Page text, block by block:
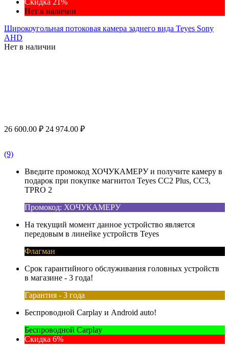
Нет в наличии
Широкоугольная потоковая камера заднего вида Teyes Sony
AHD
Нет в наличии
26 600.00 ₽ 24 974.00 ₽
(9)
Введите промокод ХОЧУКАМЕРУ и получите камеру в
подарок при покупке магнитол Teyes CC2 Plus, CC3,
TPRO 2
Промокод: ХОЧУКАМЕРУ
На текущий момент данное устройство является
передовым в линейке устройств Teyes
Флагман
Срок гарантийного обслуживания головных устройств
в магазине - 3 года!
Гарантия - 3 года
Беспроводной Carplay и Android auto!
Беспроводной Carplay
Скидка 6%